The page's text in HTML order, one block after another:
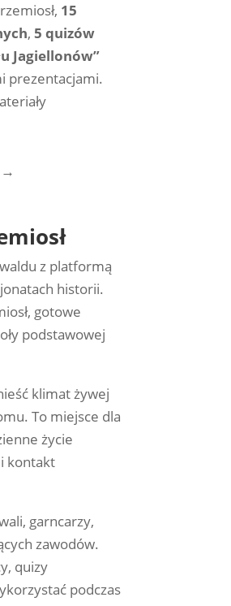
15
, 5 quizów
Jagiellonów”
prezentacjami.
→
z platformą
historii.
gotowe
podstawowej
klimat żywej
To miejsce dla
życie
kontakt
garncarzy,
zawodów.
quizy
podczas